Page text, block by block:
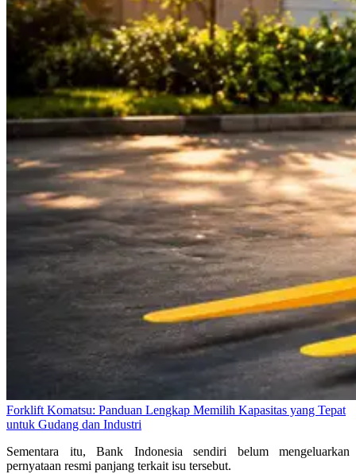
Forklift Komatsu: Panduan Lengkap Memilih Kapasitas yang Tepat
untuk Gudang dan Industri
Sementara itu, Bank Indonesia sendiri belum mengeluarkan
pernyataan resmi panjang terkait isu tersebut.